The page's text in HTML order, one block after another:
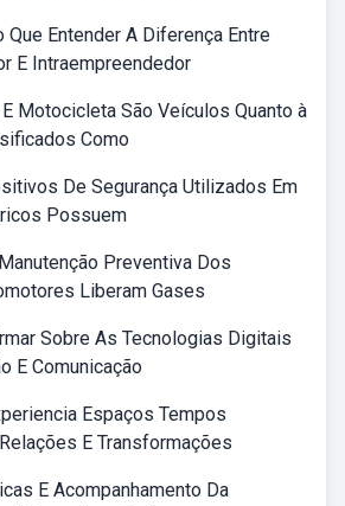
Que Entender A Diferença Entre
E Intraempreendedor
Motocicleta São Veículos Quanto à
Como
De Segurança Utilizados Em
Possuem
Preventiva Dos
Liberam Gases
Sobre As Tecnologias Digitais
E Comunicação
Espaços Tempos
E Transformações
E Acompanhamento Da